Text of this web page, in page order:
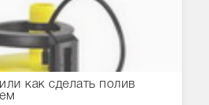
как сделать полив